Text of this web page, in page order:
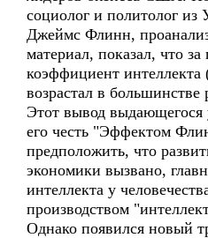
социолог и политолог из
Джеймс Флинн,
материал, показал, что
коэффициент интеллекта
возрастал в большинстве
Этот вывод выдающегося
его честь "Эффектом
предположить, что
экономики вызвано,
интеллекта у
производством
Однако появился новый